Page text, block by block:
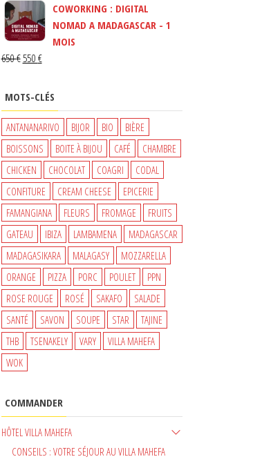
INITIAL
ÉTAIT :
15 €.
ACTUEL
EST :
COWORKING : DIGITAL
NOMAD A MADAGASCAR - 1
MOIS
650€ LE
650 €.
550 €LE
ACTUEL
550 €.
MOTS-CLÉS
ANTANANARIVO BIJOR BIO
BIÈRE
BOISSONS
BOITE À BIJOU CAFÉ
CHAMBRE
CHICKEN
CHOCOLAT COAGRI
CODAL
CONFITURE
CREAM CHEESE
EPICERIE
FAMANGIANA
FLEURS FROMAGE
FRUITS
GATEAU
IBIZA LAMBAMENA
MADAGASCAR
MADAGASIKARA
MALAGASY
MOZZARELLA
ORANGE
PIZZA PORC POULET
PPN
ROSE ROUGE
ROSÉ SAKAFO
SALADE
SANTÉ
SAVON SOUPE STAR
TAJINE
THB
TSENAKELY VARY
VILLA MAHEFA
WOK
COMMANDER
HÔTEL VILLA MAHEFA
CONSEILS : VOTRE SÉJOUR AU VILLA MAHEFA